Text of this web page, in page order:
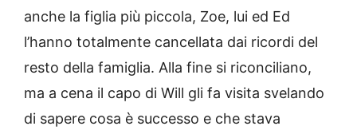
anche la figlia più piccola, Zoe, lui ed Ed
l’hanno totalmente cancellata dai ricordi del
resto della famiglia. Alla fine si riconciliano,
ma a cena il capo di Will gli fa visita svelando
di sapere cosa è successo e che stava